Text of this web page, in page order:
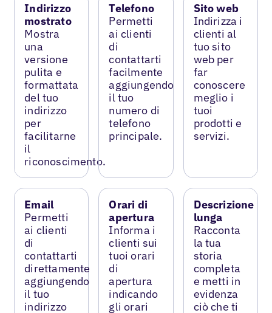
Indirizzo
mostrato
Mostra
una
versione
pulita e
formattata
del tuo
indirizzo
per
facilitarne
il
riconoscimento.
Telefono
Permetti
ai clienti
di
contattarti
facilmente
aggiungendo
il tuo
numero di
telefono
principale.
Sito web
Indirizza i
clienti al
tuo sito
web per
far
conoscere
meglio i
tuoi
prodotti e
servizi.
Email
Permetti
ai clienti
di
contattarti
direttamente
aggiungendo
il tuo
indirizzo
Orari di
apertura
Informa i
clienti sui
tuoi orari
di
apertura
indicando
gli orari
Descrizione
lunga
Racconta
la tua
storia
completa
e metti in
evidenza
ciò che ti